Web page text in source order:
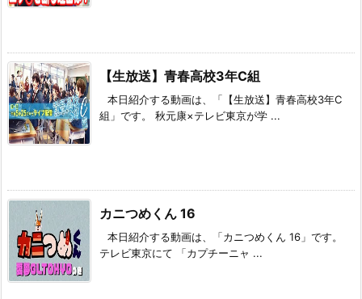
【生放送】青春高校3年C組
本日紹介する動画は、「【生放送】青春高校3年C
組」です。 秋元康×テレビ東京が学 ...
カニつめくん 16
本日紹介する動画は、「カニつめくん 16」です。
テレビ東京にて 「カプチーニャ ...